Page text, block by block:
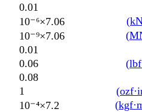
0.01
7.06×10⁻⁶
7.06×10⁻⁹
0.01
0.06
0.08
1
7.2×10⁻⁴